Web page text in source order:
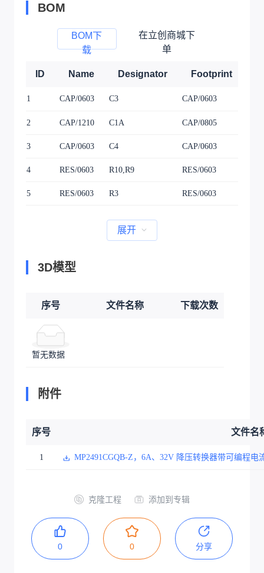
BOM
BOM下
载
在立创商城下
单
ID Name Designator Footprint
1 CAP/0603 C3 CAP/0603
2 CAP/1210 C1A CAP/0805
3 CAP/0603 C4 CAP/0603
4 RES/0603 R10,R9 RES/0603
5 RES/0603 R3 RES/0603
展开
3D模型
序号 文件名称 下载次数
暂无数据
附件
序号 文件名
1 MP2491CGQB-Z，6A、32V 降压转换器带可编程
克隆工程 添加到专辑
0 0 分享